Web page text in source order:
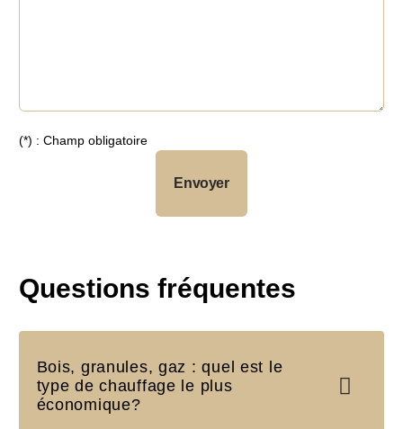
(*) : Champ obligatoire
Questions fréquentes
Bois, granules, gaz : quel est le
type de chauffage le plus
économique?